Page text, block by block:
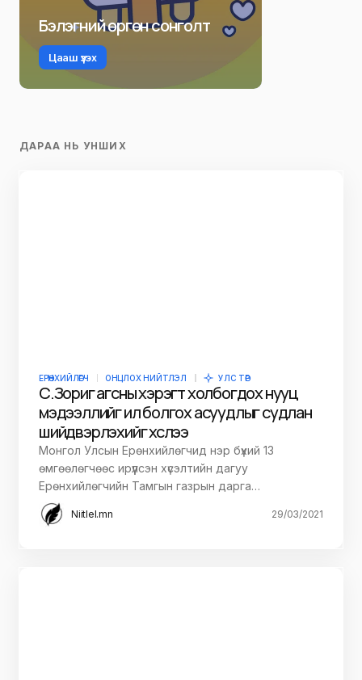
Бэлэгний өргөн сонголт
Цааш үзэх
ДАРАА НЬ УНШИХ
ЕРӨНХИЙЛӨГЧ ОНЦЛОХ НИЙТЛЭЛ УЛС ТӨР
С.Зориг агсны хэрэгт холбогдох нууц
мэдээллийг ил болгох асуудлыг судлан
шийдвэрлэхийг хүслээ
Монгол Улсын Ерөнхийлөгчид нэр бүхий 13
өмгөөлөгчөөс ирүүлсэн хүсэлтийн дагуу
Ерөнхийлөгчийн Тамгын газрын дарга…
Niitlel.mn 29/03/2021